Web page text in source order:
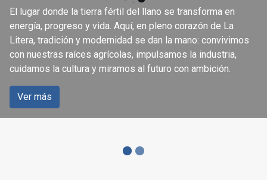
El lugar donde la tierra fértil del llano se transforma en
energía, progreso y vida. Aquí, en pleno corazón de La
Litera, tradición y modernidad se dan la mano: convivimos
con nuestras raíces agrícolas, impulsamos la industria,
cuidamos la cultura y miramos al futuro con ambición.
Ver más
Servicios para la
ciudadanía
Accede a los servicios que se ofrecen a través de la
página web del Ayuntamiento de Binéfar.
Ver más